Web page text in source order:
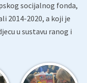
socijalnog fonda,
2014-2020, a koji je
u sustavu ranog i